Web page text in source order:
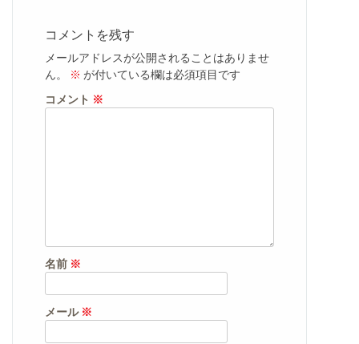
コメントを残す
メールアドレスが公開されることはありませ
ん。
※ が付いている欄は必須項目です
コメント ※
名前 ※
メール ※